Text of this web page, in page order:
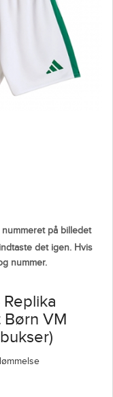
på billedet
det igen. Hvis
nummer.
VM